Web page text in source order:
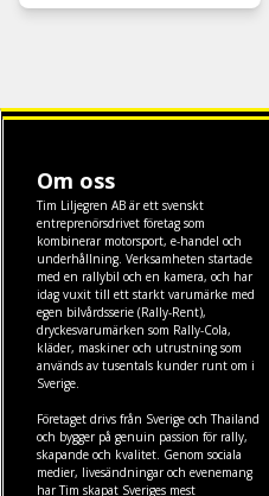
Om oss
Tim Liljegren AB är ett svenskt
entreprenörsdrivet företag som
kombinerar motorsport, e-handel och
underhållning. Verksamheten startade
med en rallybil och en kamera, och har
idag vuxit till ett starkt varumärke med
egen bilvårdsserie (Rally-Rent),
dryckesvarumärken som Rally-Cola,
kläder, maskineroch utrustning som
används av tusentals kunder runt om i
Sverige.
Företaget drivs från Sverige och Thailand
och bygger på genuin passion för rally,
skapande och kvalitet. Genom sociala
medier, livesändningar och evenemang
har Tim skapat Sveriges mest